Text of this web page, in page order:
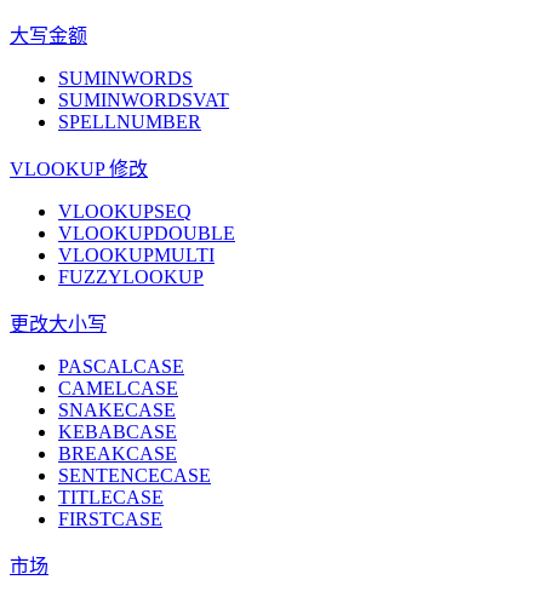
大写金额
SUMINWORDS
SUMINWORDSVAT
SPELLNUMBER
VLOOKUP 修改
VLOOKUPSEQ
VLOOKUPDOUBLE
VLOOKUPMULTI
FUZZYLOOKUP
更改大小写
PASCALCASE
CAMELCASE
SNAKECASE
KEBABCASE
BREAKCASE
SENTENCECASE
TITLECASE
FIRSTCASE
市场